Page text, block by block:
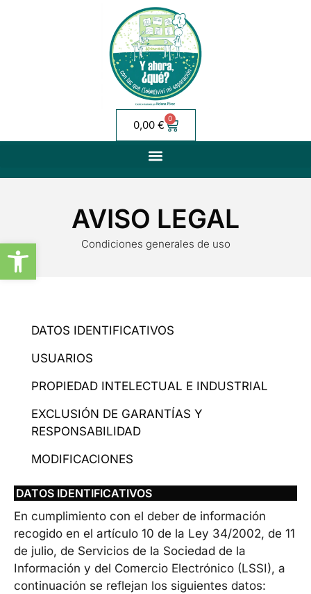
Abrir barra de herramientas
0,00 €
0
AVISO LEGAL
Condiciones generales de uso
DATOS IDENTIFICATIVOS
USUARIOS
PROPIEDAD INTELECTUAL E INDUSTRIAL
EXCLUSIÓN DE GARANTÍAS Y
RESPONSABILIDAD
MODIFICACIONES
DATOS IDENTIFICATIVOS
En cumplimiento con el deber de información
recogido en el artículo 10 de la Ley 34/2002, de 11
de julio, de Servicios de la Sociedad de la
Información y del Comercio Electrónico (LSSI), a
continuación se reflejan los siguientes datos: